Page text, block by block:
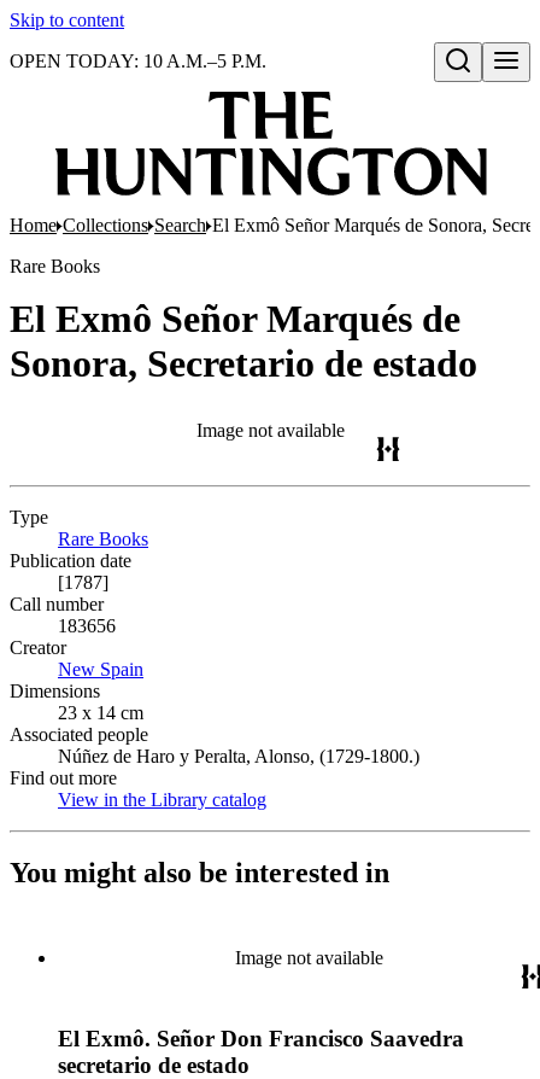
Skip to content
Open search
OPEN TODAY: 10 A.M.–5 P.M.
Home Collections Search El Exmô Señor Marqués de Sonora,
Rare Books
El Exmô Señor Marqués de
Sonora, Secretario de estado
Image not available
Type
Rare Books
Publication date
[1787]
Call number
183656
Creator
New Spain
Dimensions
23 x 14 cm
Associated people
Núñez de Haro y Peralta, Alonso, (1729-1800.)
Find out more
View in the Library catalog
You might also be interested in
Image not available
El Exmô. Señor Don Francisco Saavedra
secretario de estado